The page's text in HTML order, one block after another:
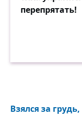
перепрятать!
Взялся за